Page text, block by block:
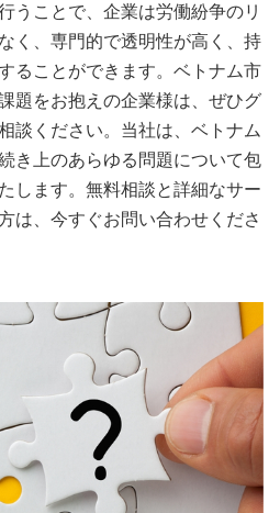
うことで、企業は労働紛争のリ
く、専門的で透明性が高く、持
ることができます。ベトナム市
題をお抱えの企業様は、ぜひグ
談ください。当社は、ベトナム
き上のあらゆる問題について包
します。無料相談と詳細なサー
は、今すぐお問い合わせくださ